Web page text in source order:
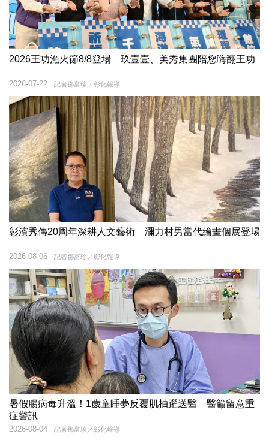
2026王功漁火節8/8登場 玖壹壹、美秀集團陪您嗨翻王功
記者鄧富珍／彰化報導
2026-07-22
彰濱秀傳20周年深耕人文藝術 瀰力村男當代繪畫個展登場
記者鄧富珍／彰化報導
2026-08-06
暑假腸病毒升溫！1歲童睡夢反覆肌抽躍送醫 醫籲留意重
症警訊
記者鄧富珍／彰化報導
2026-08-04